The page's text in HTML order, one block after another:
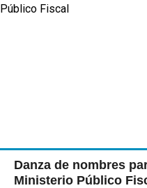
Danza de nombres
Ministerio Público